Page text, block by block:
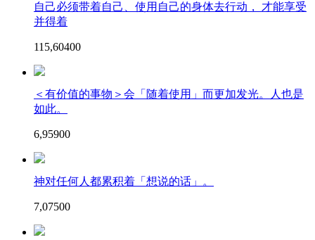
自己必须带着自己、使用自己的身体去行动， 才能享受
并得着
115,60400
＜有价值的事物＞会「随着使用」而更加发光。人也是
如此。
6,95900
神对任何人都累积着「想说的话」。
7,07500